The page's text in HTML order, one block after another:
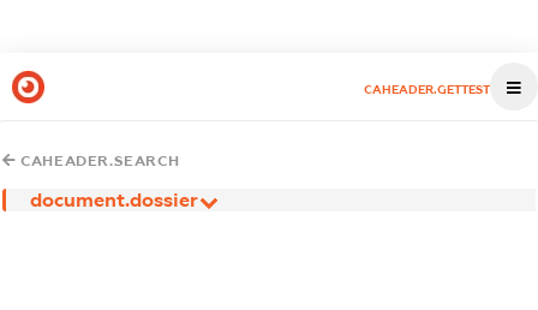
CAHEADER.GETTEST
CAHEADER.SEARCH
document.dossier